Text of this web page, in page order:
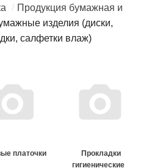
Продукция бумажная и
изделия (диски,
салфетки влаж)
платочки
Прокладки
гигиенические